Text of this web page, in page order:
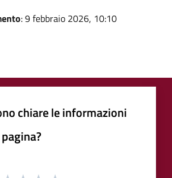
: 9 febbraio 2026, 10:10
chiare le informazioni